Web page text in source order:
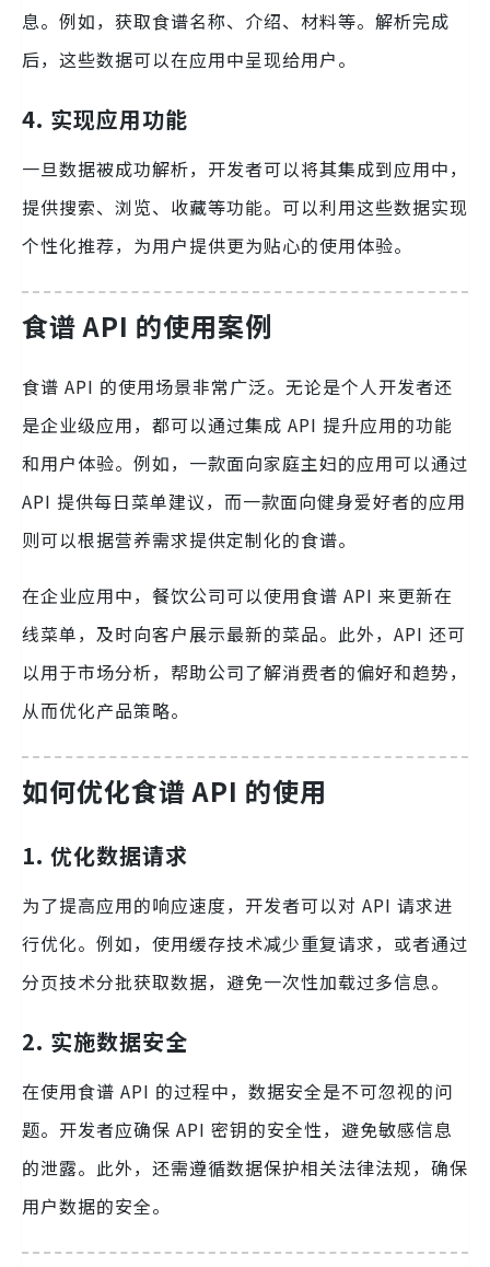
息。例如，获取食谱名称、介绍、材料等。解析完成
后，这些数据可以在应用中呈现给用户。
4. 实现应用功能
一旦数据被成功解析，开发者可以将其集成到应用中，
提供搜索、浏览、收藏等功能。可以利用这些数据实现
个性化推荐，为用户提供更为贴心的使用体验。
食谱 API 的使用案例
食谱 API 的使用场景非常广泛。无论是个人开发者还
是企业级应用，都可以通过集成 API 提升应用的功能
和用户体验。例如，一款面向家庭主妇的应用可以通过
API 提供每日菜单建议，而一款面向健身爱好者的应用
则可以根据营养需求提供定制化的食谱。
在企业应用中，餐饮公司可以使用食谱 API 来更新在
线菜单，及时向客户展示最新的菜品。此外，API 还可
以用于市场分析，帮助公司了解消费者的偏好和趋势，
从而优化产品策略。
如何优化食谱 API 的使用
1. 优化数据请求
为了提高应用的响应速度，开发者可以对 API 请求进
行优化。例如，使用缓存技术减少重复请求，或者通过
分页技术分批获取数据，避免一次性加载过多信息。
2. 实施数据安全
在使用食谱 API 的过程中，数据安全是不可忽视的问
题。开发者应确保 API 密钥的安全性，避免敏感信息
的泄露。此外，还需遵循数据保护相关法律法规，确保
用户数据的安全。